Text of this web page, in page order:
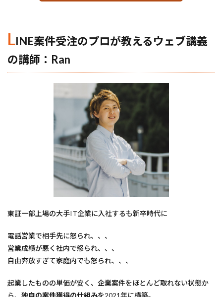
LINE案件受注のプロが教えるウェブ講義
の講師：Ran
東証一部上場の大手IT企業に入社するも新卒時代に
電話営業で相手先に怒られ、、、
営業成績が悪く社内で怒られ、、、
自由奔放すぎて家庭内でも怒られ、、、
起業したものの単価が安く、企業案件をほとんど取れない状態か